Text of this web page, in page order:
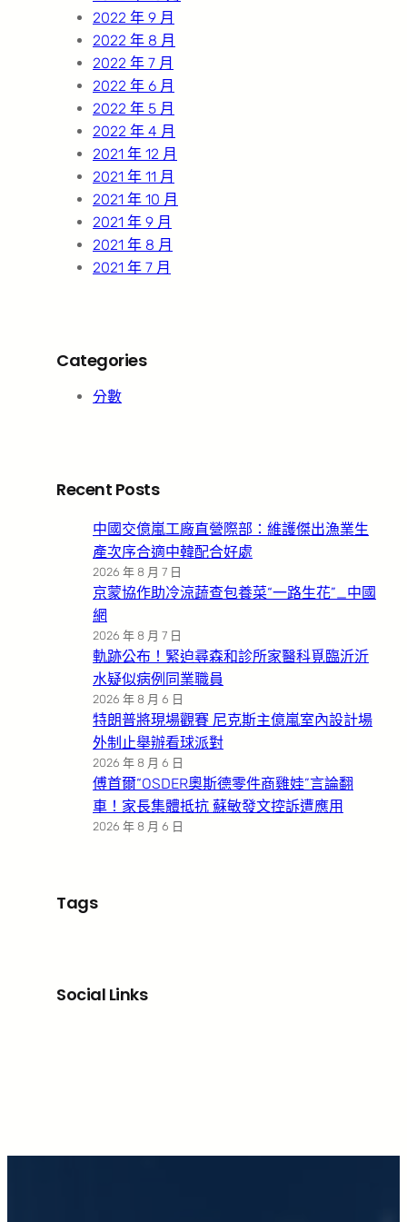
2022 年 9 月
2022 年 8 月
2022 年 7 月
2022 年 6 月
2022 年 5 月
2022 年 4 月
2021 年 12 月
2021 年 11 月
2021 年 10 月
2021 年 9 月
2021 年 8 月
2021 年 7 月
Categories
分數
Recent Posts
中國交億嵐工廠直營際部：維護傑出漁業生
產次序合適中韓配合好處
2026 年 8 月 7 日
京蒙協作助冷涼蔬查包養菜“一路生花”_中國
網
2026 年 8 月 7 日
軌跡公布！緊迫尋森和診所家醫科覓臨沂沂
水疑似病例同業職員
2026 年 8 月 6 日
特朗普將現場觀賽 尼克斯主億嵐室內設計場
外制止舉辦看球派對
2026 年 8 月 6 日
傅首爾“OSDER奧斯德零件商雞娃”言論翻
車！家長集體抵抗 蘇敏發文控訴遭應用
2026 年 8 月 6 日
Tags
Social Links